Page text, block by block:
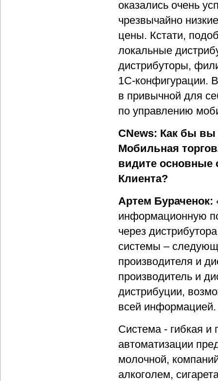
оказались очень
чрезвычайно
цены. Кстати,
локальные
дистрибуторы,
1С-конфигурации.
в привычной для
по управлению
CNews: Как бы вы
Мобильная
видите основные
Клиента?
Артем Бураченок:
информационную
через
системы –
производителя и
производитель и
дистрибуции,
всей информацией.
Система - гибкая и
автоматизации
молочной,
алкоголем,